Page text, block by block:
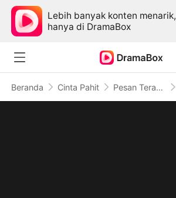
Lebih banyak konten menarik,
hanya di DramaBox
Beranda Cinta Pahit Pesan Terakhirku di Surat Ketigaku (Sulih Suara)